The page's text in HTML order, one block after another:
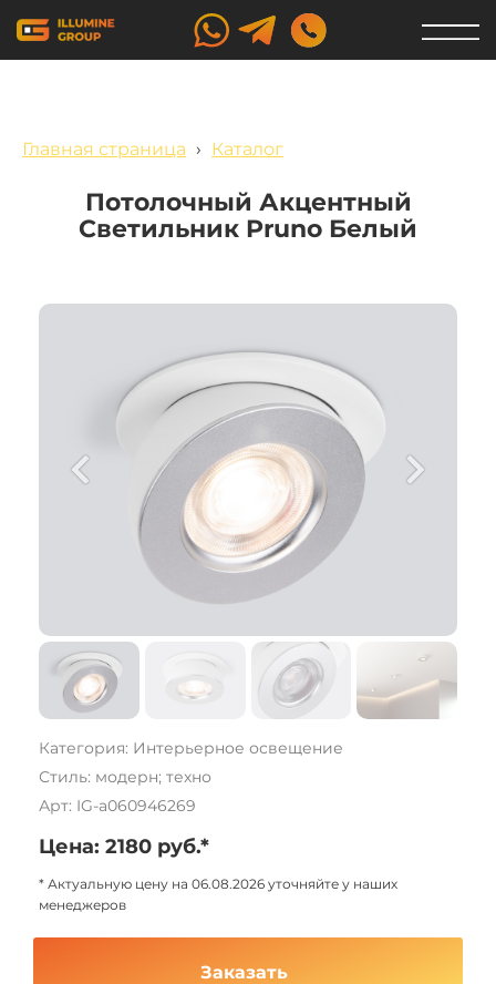
Главная страница › Каталог
Потолочный Акцентный
Светильник Pruno Белый
Категория: Интерьерное освещение
Стиль: модерн; техно
Арт: IG-a060946269
Цена: 2180 руб.*
* Актуальную цену на 06.08.2026 уточняйте у наших
менеджеров
Заказать